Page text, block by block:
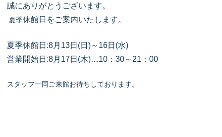
誠にありがとうございます。
夏季休館日をご案内いたします。
夏季休館日:8月13日(日)～16日(水)
営業開始日:8月17日(木)…10：30～21：00
スタッフ一同ご来館お待ちしております。